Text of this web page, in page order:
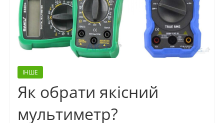
ІНШЕ
Як обрати якісний
мультиметр?